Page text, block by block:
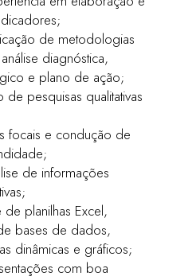
de metodologias
diagnóstica,
e plano de ação;
pesquisas qualitativas
focais e condução de
de informações
planilhas Excel,
bases de dados,
dinâmicas e gráficos;
com boa